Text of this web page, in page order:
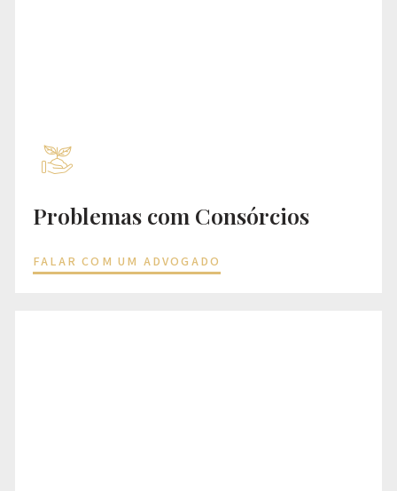
Problemas com Consórcios
FALAR COM UM ADVOGADO